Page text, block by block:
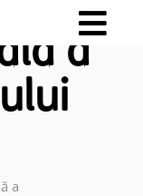
a
a